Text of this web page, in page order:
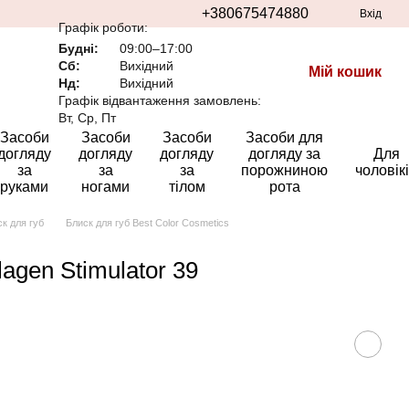
+380675474880 Вхід
Графік роботи:
Будні:
09:00–17:00
Сб:
Вихідний
Нд:
Вихідний
Графік відвантаження замовлень:
Вт, Ср, Пт
Мій кошик
Засоби
за
руками
Засоби
догляду
за
ногами
Засоби
догляду
за
тілом
Засоби для
догляду за
порожниною
рота
Для
для губ Блиск для губ Best Color Cosmetics
Stimulator 39